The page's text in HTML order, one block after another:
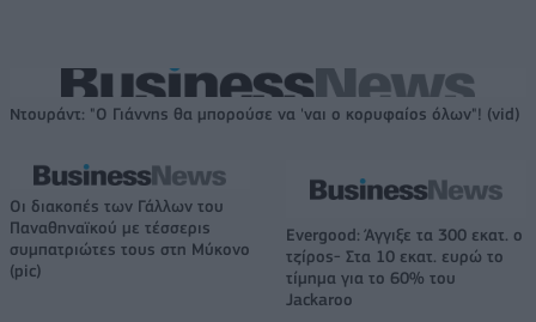
Ντουράντ: "Ο Γιάννης θα μπορούσε να 'ναι ο κορυφαίος όλων"! (vid)
Οι διακοπές των Γάλλων του
Παναθηναϊκού με τέσσερις
συμπατριώτες τους στη Μύκονο
(pic)
Evergood: Άγγιξε τα 300 εκατ. ο
τζίρος- Στα 10 εκατ. ευρώ το
τίμημα για το 60% του
Jackaroo